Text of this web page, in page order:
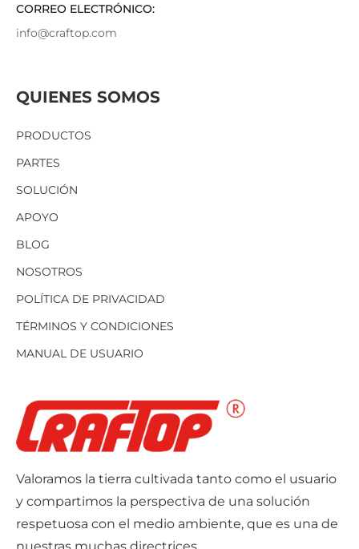
Valoramos la tierra cultivada tanto como el usuario
y compartimos la perspectiva de una solución
respetuosa con el medio ambiente, que es una de
QUIENES SOMOS
PRODUCTOS
PARTES
SOLUCIÓN
APOYO
BLOG
NOSOTROS
POLÍTICA DE PRIVACIDAD
TÉRMINOS Y CONDICIONES
MANUAL DE USUARIO
CORREO ELECTRÓNICO:
info@craftop.com